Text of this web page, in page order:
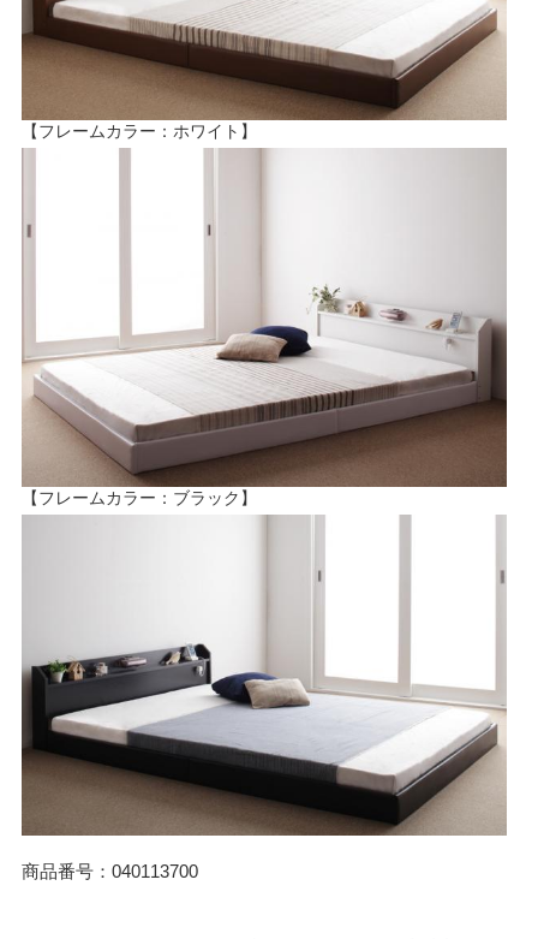
【フレームカラー：ホワイト】
【フレームカラー：ブラック】
商品番号：040113700